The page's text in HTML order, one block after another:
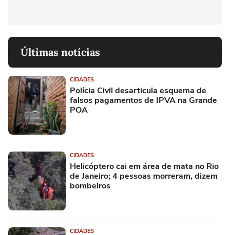
Últimas notícias
CIDADES
Polícia Civil desarticula esquema de
falsos pagamentos de IPVA na Grande
POA
CIDADES
Helicóptero cai em área de mata no Rio
de Janeiro; 4 pessoas morreram, dizem
bombeiros
CIDADES